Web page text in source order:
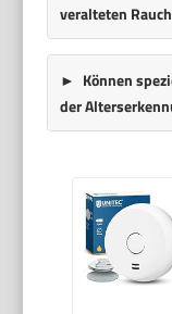
veralteten
Können
der